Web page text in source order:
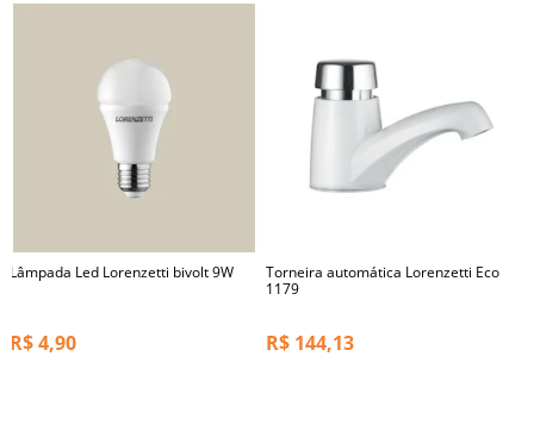
Lâmpada Led Lorenzetti bivolt 9W
R$4,90
Torneira automática Lorenzetti Eco
1179
R$ 144,13